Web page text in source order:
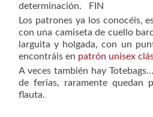
determinación. FIN
Los patrones ya los conocéis,
con una camiseta de cuello
larguita y holgada, con un
encontráis en patrón unisex
A veces también hay
de ferias, raramente quedan
flauta.